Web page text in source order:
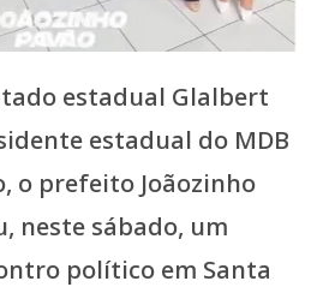
estadual Glalbert
estadual do MDB
o prefeito Joãozinho
neste sábado, um
político em Santa